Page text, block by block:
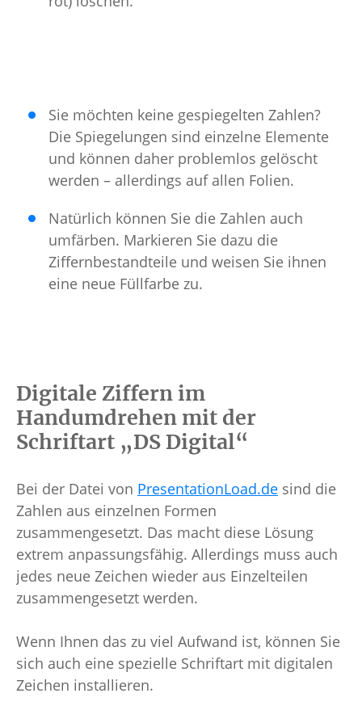
Sie möchten keine gespiegelten Zahlen?
Die Spiegelungen sind einzelne Elemente
und können daher problemlos gelöscht
werden – allerdings auf allen Folien.
Natürlich können Sie die Zahlen auch
umfärben. Markieren Sie dazu die
Ziffernbestandteile und weisen Sie ihnen
eine neue Füllfarbe zu.
Digitale Ziffern im
Handumdrehen mit der
Schriftart „DS Digital“
Bei der Datei von PresentationLoad.de sind die
Zahlen aus einzelnen Formen
zusammengesetzt. Das macht diese Lösung
extrem anpassungsfähig. Allerdings muss auch
jedes neue Zeichen wieder aus Einzelteilen
zusammengesetzt werden.
Wenn Ihnen das zu viel Aufwand ist, können Sie
sich auch eine spezielle Schriftart mit digitalen
Zeichen installieren.